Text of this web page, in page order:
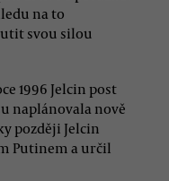
na to
svou silou
1996 Jelcin post
naplánovala nově
později Jelcin
Putinem a určil